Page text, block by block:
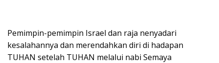
Pemimpin-pemimpin Israel dan raja nenyadari
kesalahannya dan merendahkan diri di hadapan
TUHAN setelah TUHAN melalui nabi Semaya